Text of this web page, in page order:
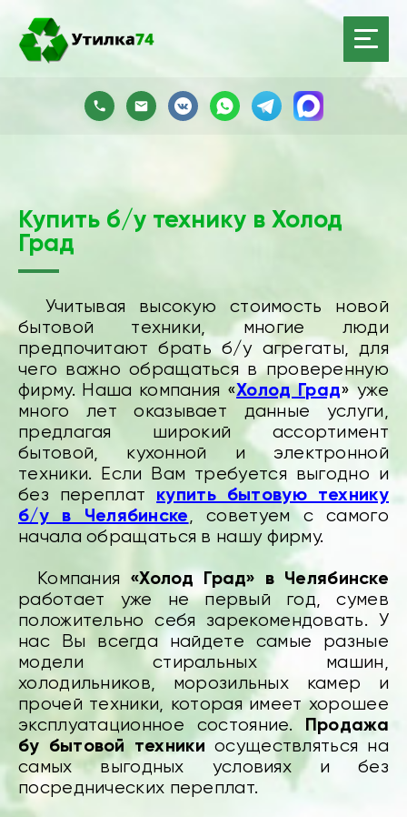
Купить б/у технику в Холод
Град
Учитывая высокую стоимость новой
бытовой техники, многие люди
предпочитают брать б/у агрегаты, для
чего важно обращаться в проверенную
фирму. Наша компания «Холод Град» уже
много лет оказывает данные услуги,
предлагая широкий ассортимент
бытовой, кухонной и электронной
техники. Если Вам требуется выгодно и
без переплат купить бытовую технику
б/у
в Челябинске, советуем с самого
начала обращаться в нашу фирму.
Компания «Холод Град» в Челябинске
работает уже не первый год, сумев
положительно себя зарекомендовать. У
нас Вы всегда найдете самые разные
модели стиральных машин,
холодильников, морозильных камер и
прочей техники, которая имеет хорошее
эксплуатационное состояние. Продажа
бу бытовой техники осуществляться на
самых выгодных условиях и без
посреднических переплат.